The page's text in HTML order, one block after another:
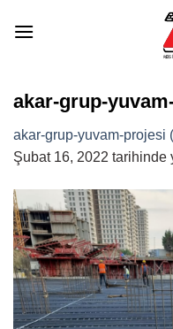
akar-grup-
akar-grup-yuvam-projesi
Şubat 16, 2022 tarihinde